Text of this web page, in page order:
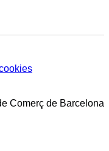
Comerç de Barcelona